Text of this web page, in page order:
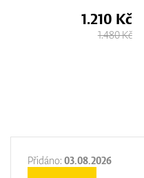
753 Kč
875 Kč
Přidáno: 03.08.2026